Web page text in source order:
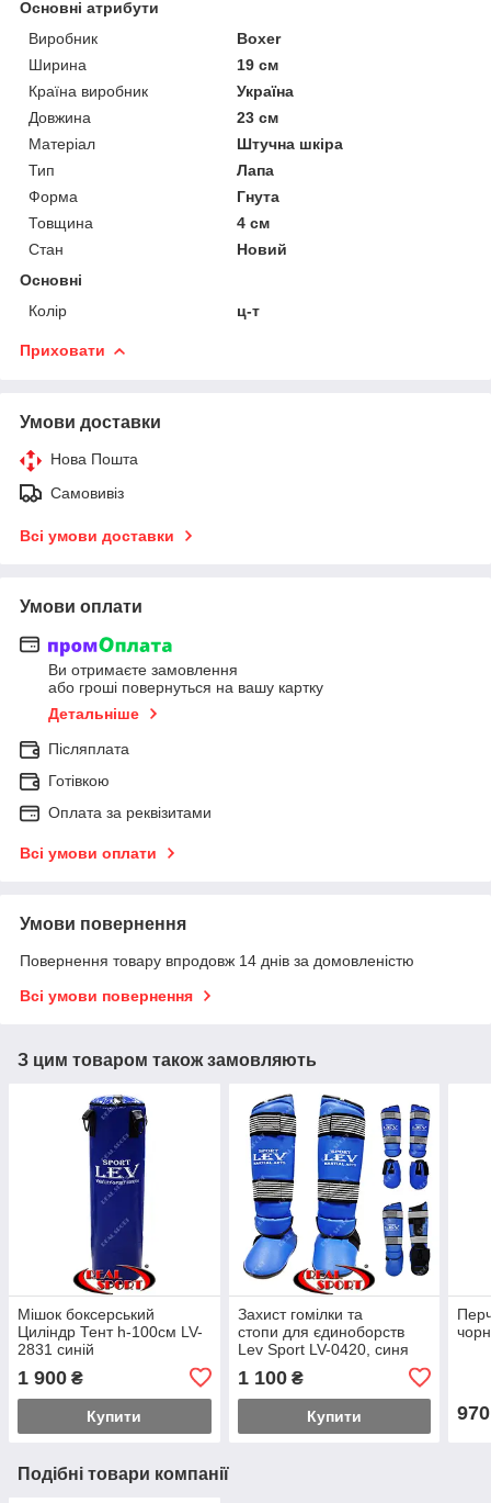
Основні атрибути
Виробник
Boxer
Ширина
19 см
Країна виробник
Україна
Довжина
23 см
Матеріал
Штучна шкіра
Тип
Лапа
Форма
Гнута
Товщина
4 см
Стан
Новий
Основні
Колір
ц-т
Приховати
Умови доставки
Нова Пошта
Самовивіз
Всі умови доставки
Умови оплати
Ви отримаєте замовлення
або гроші повернуться на вашу картку
Детальніше
Післяплата
Готівкою
Оплата за реквізитами
Всі умови оплати
Умови повернення
Повернення товару впродовж 14 днів за домовленістю
Всі умови повернення
З цим товаром також замовляють
Мішок боксерський
Циліндр Тент h-100cм LV-
2831 синій
1 900 ₴
Купити
Захист гомілки та
стопи для єдиноборств
Lev Sport LV-0420, синя
1 100₴
Купити 970
Подібні товари компанії